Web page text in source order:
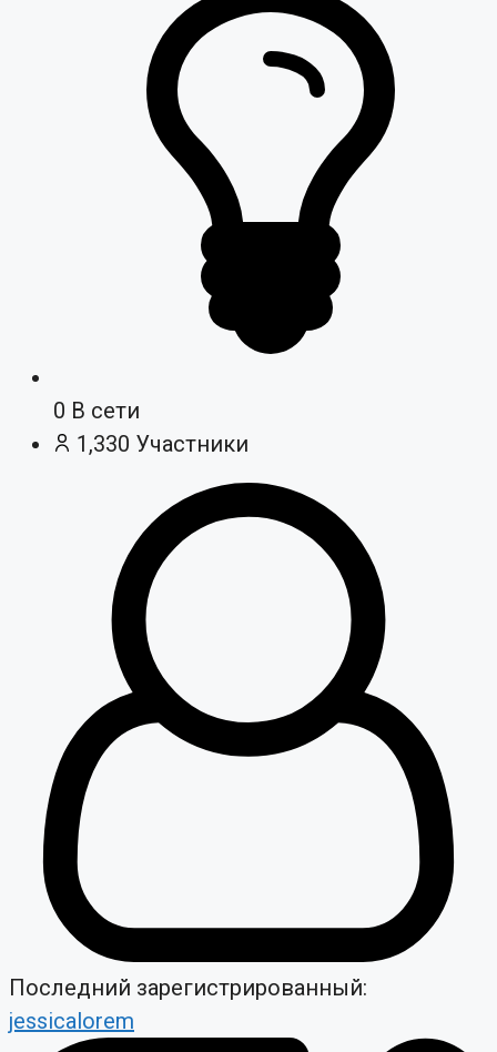
0 В сети
1,330 Участники
Последний зарегистрированный:
jessicalorem